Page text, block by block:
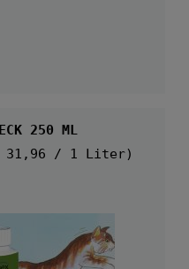
HUNDE- UND KATZENSCHRECK 250 ML
31,96 / 1 Liter)